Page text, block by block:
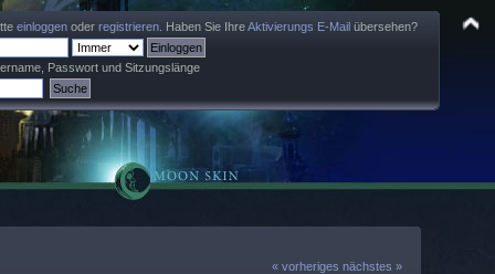
einloggen oder registrieren . Haben Sie IhreAktivierungs E-Mail übersehen?
Passwort und Sitzungslänge
« vorheriges nächstes »